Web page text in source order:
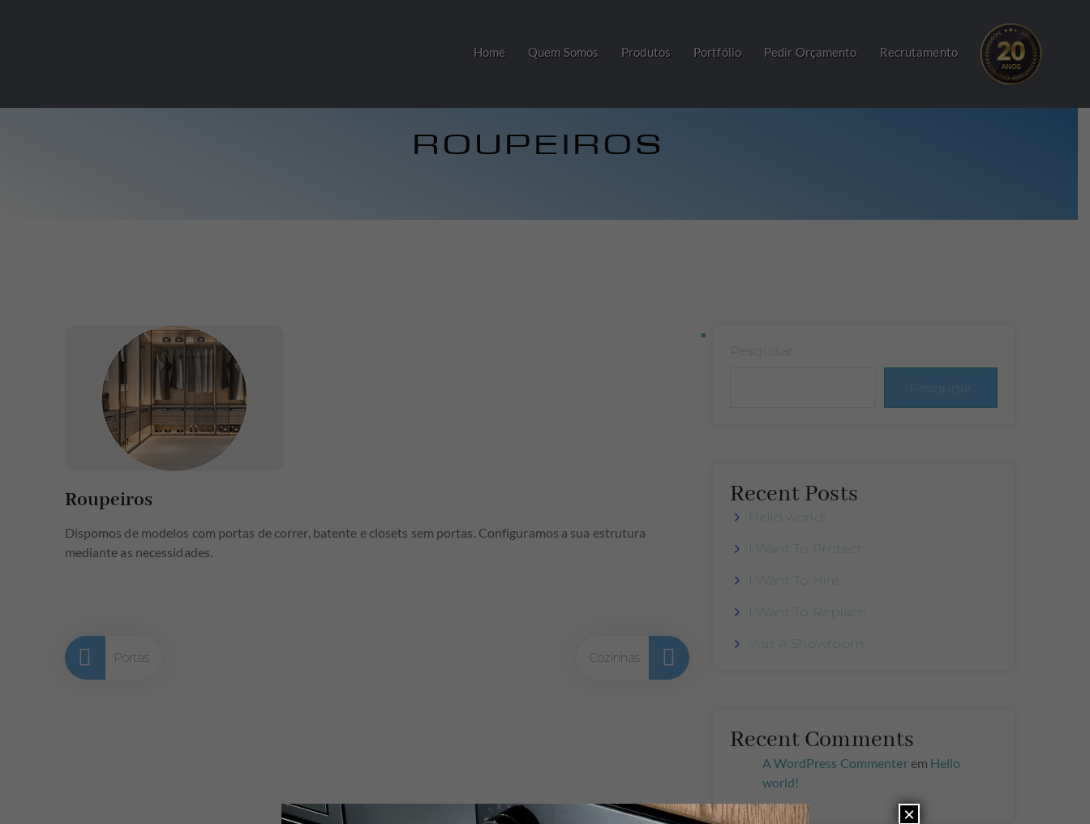
Home Quem Somos Produtos Portfólio Pedir Orçamento Recrutamento
ROUPEIROS
Roupeiros
Dispomos de modelos com portas de correr, batente e closets sem portas. Configuramos a sua estrutura
mediante as necessidades.
Navegação
artigos
Portas Cozinhas
Pesquisar
Pesquisar
Recent Posts
Hello world!
I Want To Protect
I Want To Hire
I Want To Replace
Visit A Showroom
Recent Comments
A WordPress Commenterem Hello
world!
×